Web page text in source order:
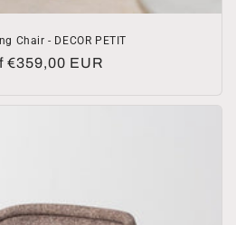
Chair - DECOR PETIT
€359,00 EUR